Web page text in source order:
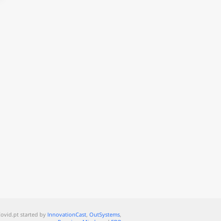
started by InnovationCast, OutSystems,